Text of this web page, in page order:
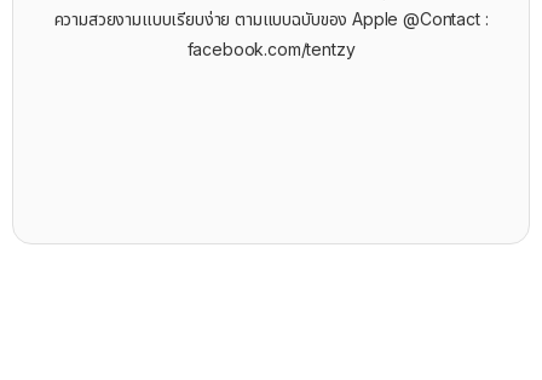
ความสวยงามแบบเรียบง่าย ตามแบบฉบับของ Apple @Contact :
facebook.com/tentzy